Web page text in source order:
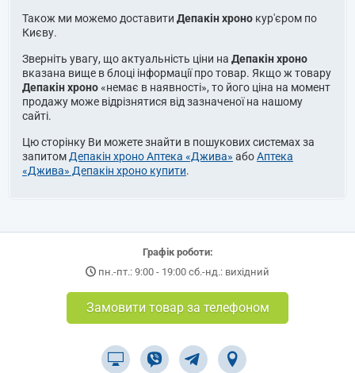
Також ми можемо доставити Депакін хроно кур'єром по
Києву.
Зверніть увагу, що актуальність ціни на Депакін хроно
вказана вище в блоці інформації про товар. Якщо ж товару
Депакін хроно«немає в наявності», то його ціна на момент
продажу може відрізнятися від зазначеної на нашому
сайті.
Цю сторінку Ви можете знайти в пошукових системах за
запитом Депакін хроно Аптека «Джива» абоАптека
«Джива» Депакін хроно купити.
Графік роботи:
пн.-пт.: 9:00 - 19:00 сб.-нд.: вихідний
Замовити товар за телефоном